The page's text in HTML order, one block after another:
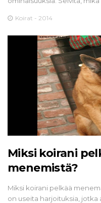
Koirat - 2014
Miksi koirani
menemistä?
Miksi koirani pelkää
on useita harjoituksia,